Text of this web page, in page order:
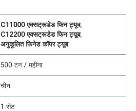
C11000 एक्सट्रूडेड फिन ट्यूब,
C12200 एक्सट्रूडेड फिन ट्यूब,
अनुकूलित फिनेड कॉपर ट्यूब
500 टन / महीना
चीन
1 सेट